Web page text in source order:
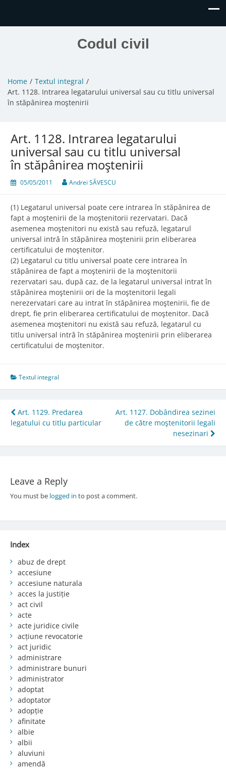
Codul civil
Home
Textul integral
Art. 1128. Intrarea legatarului universal sau cu titlu universal
în stăpânirea moştenirii
Art. 1128. Intrarea legatarului
universal sau cu titlu universal
în stăpânirea moştenirii
05/05/2011 Andrei SĂVESCU
(1) Legatarul universal poate cere intrarea în stăpânirea de
fapt a moştenirii de la moştenitorii rezervatari. Dacă
asemenea moştenitori nu există sau refuză, legatarul
universal intră în stăpânirea moştenirii prin eliberarea
certificatului de moştenitor.
(2) Legatarul cu titlu universal poate cere intrarea în
stăpânirea de fapt a moştenirii de la moştenitorii
rezervatari sau, după caz, de la legatarul universal intrat în
stăpânirea moştenirii ori de la moştenitorii legali
nerezervatari care au intrat în stăpânirea moştenirii, fie de
drept, fie prin eliberarea certificatului de moştenitor. Dacă
asemenea moştenitori nu există sau refuză, legatarul cu
titlu universal intră în stăpânirea moştenirii prin eliberarea
certificatului de moştenitor.
Textul integral
Post
navigation
Art. 1129. Predarea
legatului cu titlu particular
Art. 1127. Dobândirea sezinei
de către moştenitorii legali
nesezinari
Leave a Reply
You must be logged in to post a comment.
Index
abuz de drept
accesiune
accesiune naturala
acces la justiție
act civil
acte
acte juridice civile
acțiune revocatorie
act juridic
administrare
administrare bunuri
administrator
adoptat
adoptator
adopție
afinitate
albie
albii
aluviuni
amendă